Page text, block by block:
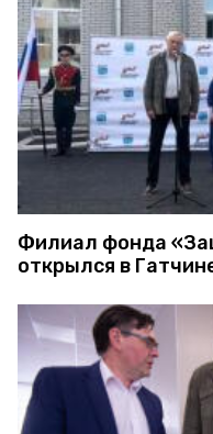
Филиал фонда
открылся в